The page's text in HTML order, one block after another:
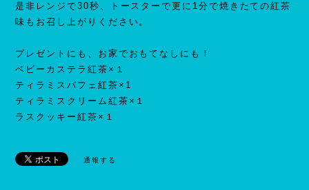
是非レンジで30秒、トースターで更に1分で焼きたての紅茶
味もお召し上がりください。
プレゼントにも、お家でおもてなしにも！
ベビーカステラ紅茶×１
ティラミスパフェ紅茶×1
ティラミスクリーム紅茶×１
ラスクッキー紅茶×１
通報する